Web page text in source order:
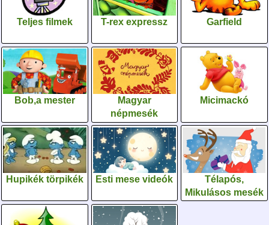
Teljes filmek T-rex expressz Garfield
Bob,a mester
Magyar
népmesék
Micimackó
Hupikék törpikék Esti mese videók
Télapós,
Mikulásos mesék